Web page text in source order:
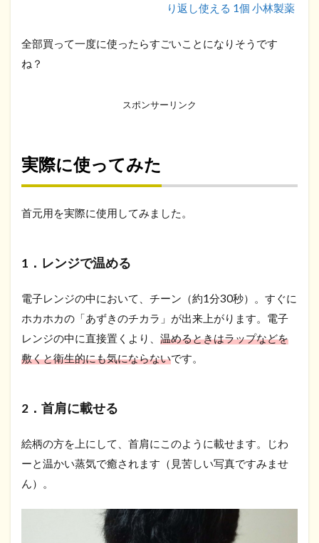
り返し使える 1個 小林製薬
全部買って一度に使ったらすごいことになりそうです
ね？
スポンサーリンク
実際に使ってみた
首元用を実際に使用してみました。
1．レンジで温める
電子レンジの中において、チーン（約1分30秒）。すぐに
ホカホカの「あずきのチカラ」が出来上がります。電子
レンジの中に直接置くより、 温めるときはラップなどを
敷くと衛生的にも気にならないです。
2．首肩に載せる
絵柄の方を上にして、首肩にこのように載せます。じわ
ーと温かい蒸気で癒されます（見苦しい写真ですみませ
ん）。